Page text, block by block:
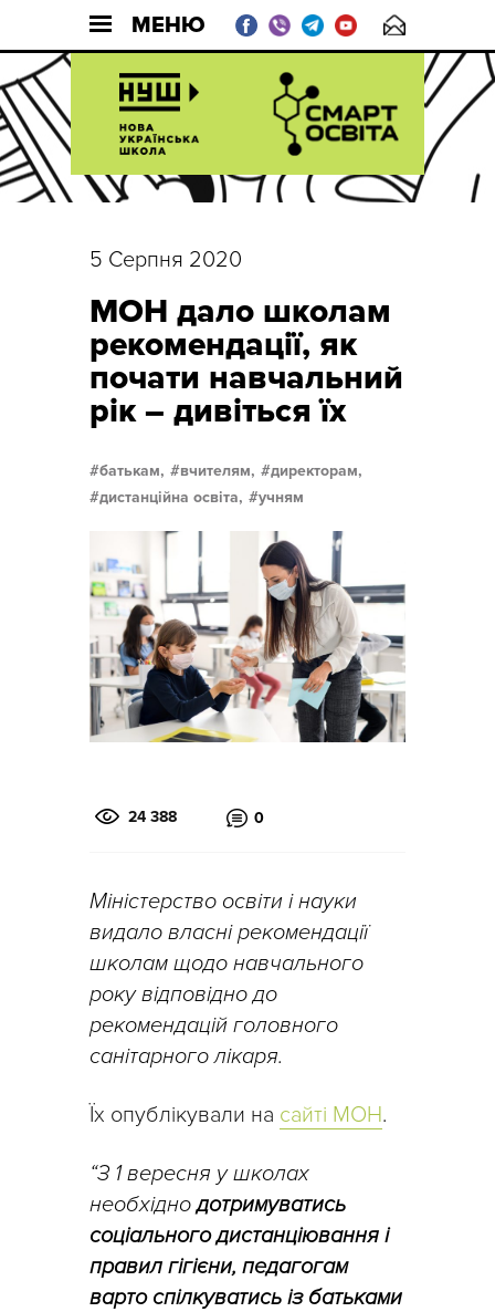
МЕНЮ
5 Серпня 2020
МОН дало школам
рекомендації, як
почати навчальний
рік – дивіться їх
батькам, вчителям,
директорам,
дистанційна освіта,
учням
24 388 0
Міністерство освіти і науки
видало власні рекомендації
школам щодо навчального
року відповідно до
рекомендацій головного
санітарного лікаря.
Їх опублікували на сайті МОН.
“З 1 вересня у школах
необхіднодотримуватись
соціального дистанціювання і
правил гігієни, педагогам
варто спілкуватись із батьками